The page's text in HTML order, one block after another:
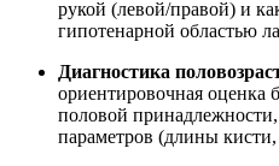
рукой (левой/правой) и
гипотенарной областью
Диагностика
ориентировочная оценка
половой
параметров (длины